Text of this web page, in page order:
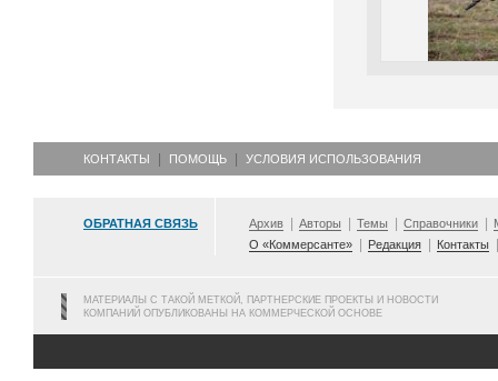
КОНТАКТЫ ПОМОЩЬ УСЛОВИЯ ИСПОЛЬЗОВАНИЯ
ОБРАТНАЯ СВЯЗЬ Архив Авторы Темы Справочники
О «Коммерсанте»
Редакция Контакты
МАТЕРИАЛЫ С ТАКОЙ МЕТКОЙ, ПАРТНЕРСКИЕ ПРОЕКТЫ И НОВОСТИ
КОМПАНИЙ ОПУБЛИКОВАНЫ НА КОММЕРЧЕСКОЙ ОСНОВЕ